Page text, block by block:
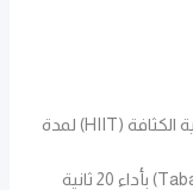
يمكن دمجه ضمن تمارين تدريب الفترات عالية الكثافة (HIIT) لمدة
يمكن استخدامه في روتين تمارين التاباتا (Tabata) بأداء 20 ثانية